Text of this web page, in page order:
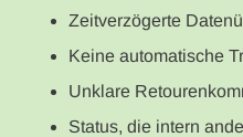
Zeitverzögerte
Keine automatische
Unklare
Status, die intern